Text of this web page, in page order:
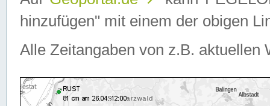
hinzufügen" mit einem der obigen
Alle Zeitangaben von z.B. aktuellen